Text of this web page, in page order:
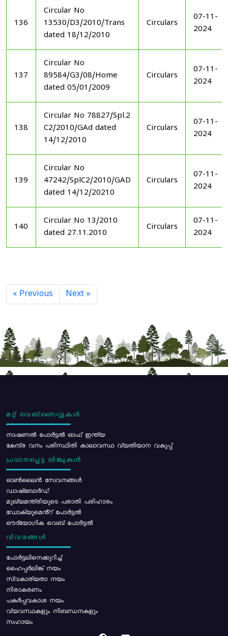
136
Circular No
13530/D3/2010/Trans
dated 18/12/2010
Circulars
07-11-
2024
137
Circular No
89584/G3/08/Home
dated 05/01/2009
Circulars
07-11-
2024
138
Circular No 78827/Spl.2
C2/2010/GAd dated
14/12/2010
Circulars
07-11-
2024
139
Circular No
47242/SplC2/2010/GAD
dated 14/12/20210
Circulars
07-11-
2024
140
Circular No 13/2010
dated 27.11.2010
Circulars
07-11-
2024
« Previous Next »
മറ്റ് വെബ്സൈറ്റുകൾ
നാഷണൽ പോർട്ടൽ ഓഫ് ഇന്ത്യ
കേന്ദ്ര വനം പരിസ്ഥിതി കാലാവസ്ഥ വ്യതിയാന വകുപ്പ്
പ്രധാനപ്പെട്ട ലിങ്കുകൾ
ഓൺലൈൻ സേവനങ്ങൾ
ഡാഷ്ബോർഡ്
മുഖ്യമന്ത്രിയുടെ പരാതി പരിഹാരം
ഡോക്യുമെൻ്റ് പോർട്ടൽ
ഔദ്യോഗിക വെബ് പോർട്ടൽ
വിവരങ്ങൾ
പോര്‍ട്ടലിനെക്കുറിച്ച്
ഹൈപ്പർലിങ്ക് നയം
സ്വകാര്യതാ നയം
നിരാകരണം
പകർപ്പവകാശ നയം
വ്യവസ്ഥകളും നിബന്ധനകളും
സഹായം